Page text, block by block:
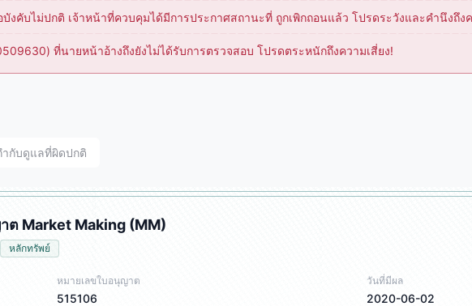
คับไม่ปกติ เจ้าหน้าที่ควบคุมได้มีการประกาศสถานะที่ ถูกเพิกถอนแล้ว โปรดระวังและคำนึงถึง
ที่นายหน้าอ้างถึงยังไม่ได้รับการตรวจสอบ โปรดตระหนักถึงความเสี่ยง!
ำกับดูแลที่ผิดปกติ
ต Market Making (MM)
หลักทรัพย์
หมายเลขใบอนุญาต
515106
วันที่มีผล
2020-06-02